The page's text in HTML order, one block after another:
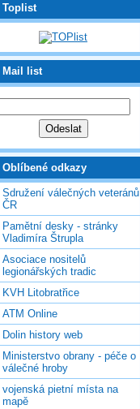
Toplist
Mail list
Oblíbené odkazy
Sdružení válečných veteránů
ČR
Pamětní desky - stránky
Vladimíra Štrupla
Asociace nositelů
legionářských tradic
KVH Litobratřice
ATM Online
Dolin history web
Ministerstvo obrany - péče o
válečné hroby
vojenská pietní místa na
mapě